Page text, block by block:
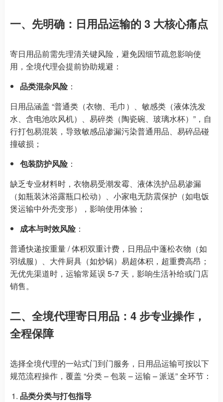
一、先明确：日用品运输的 3 大核心痛点
寄日用品前需先理清关键风险，避免因细节疏忽影响使
用，全境代理会提前协助规避：
品类混杂风险：
日用品涵盖 “普通类（衣物、毛巾）、敏感类（液体洗发
水、含电池吹风机）、易碎类（陶瓷碗、玻璃水杯）”，自
行打包易混装，导致敏感品渗漏污染普通用品、易碎品碰
撞破损；
包装防护风险：
缺乏专业材料时，衣物易受潮发霉、液体洗护品易渗漏
（如瓶装沐浴露瓶口松动）、小家电无防震保护（如电饭
煲运输中外壳变形），影响使用体验；
成本与时效风险：
普通快递按重量 / 体积双重计费，日用品中蓬松衣物（如
羽绒服）、大件厨具（如炒锅）易超体积，超重费高昂；
无优先渠道时，运输常延误 5-7 天，影响生活补给或门店
销售。
二、全境代理寄日用品：4 步专业操作，
全程保障
选择全境代理的一站式门到门服务，日用品运输可按以下
规范流程操作，覆盖 “分类 – 包装 – 运输 – 派送” 全环节：
品类分类与打包指导